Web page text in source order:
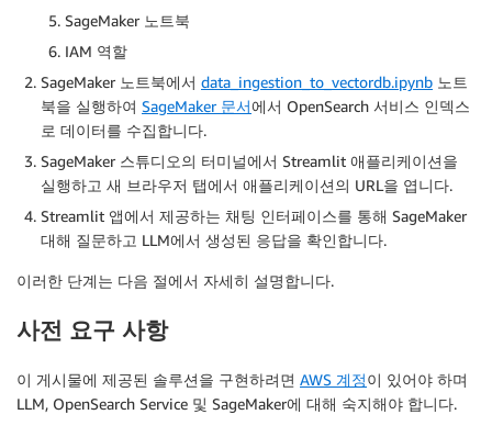
SageMaker 노트북
IAM 역할
SageMaker 노트북에서 data_ingestion_to_vectordb.ipynb 노트
북을 실행하여 SageMaker 문서에서 OpenSearch 서비스 인덱스
로 데이터를 수집합니다.
SageMaker 스튜디오의 터미널에서 Streamlit 애플리케이션을
실행하고 새 브라우저 탭에서 애플리케이션의 URL을 엽니다.
Streamlit 앱에서 제공하는 채팅 인터페이스를 통해 SageMaker
대해 질문하고 LLM에서 생성된 응답을 확인합니다.
이러한 단계는 다음 절에서 자세히 설명합니다.
사전 요구 사항
이 게시물에 제공된 솔루션을 구현하려면 AWS 계정이 있어야 하며
LLM, OpenSearch Service 및 SageMaker에 대해 숙지해야 합니다.